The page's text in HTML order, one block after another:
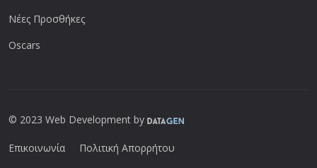
Νέες Προσθήκες
Oscars
© 2023 Web Development by
Επικοινωνία Πολιτική Απορρήτου